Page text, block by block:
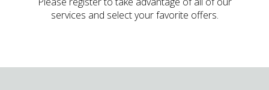
services and select your favorite offers.